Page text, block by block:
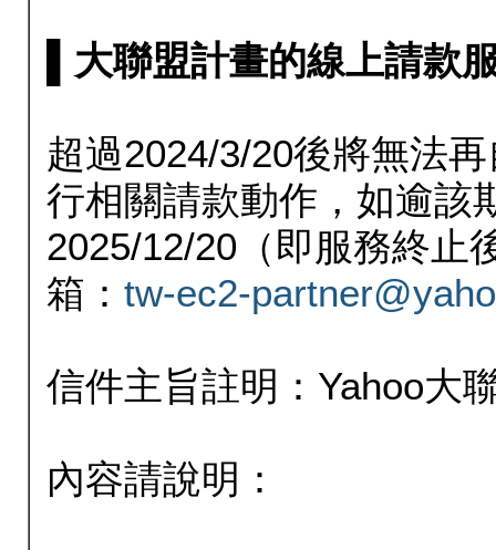
▌大聯盟計畫的線上請款
超過2024/3/20後將無法
行相關請款動作，如逾該
2025/12/20（即服務終止
箱： tw-ec2-
信件主旨註明：Yahoo大
內容請說明：